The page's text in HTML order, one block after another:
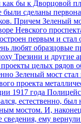
как бы к Дворцовой
были сделаны
Причем Зеленый
Невского
первым и стал
любят образцовые
Трезини и другие
проекты целых рядов
Зеленый мост стал
проекта
1917 года
естественно, был
мостом. И,
сведения, ему